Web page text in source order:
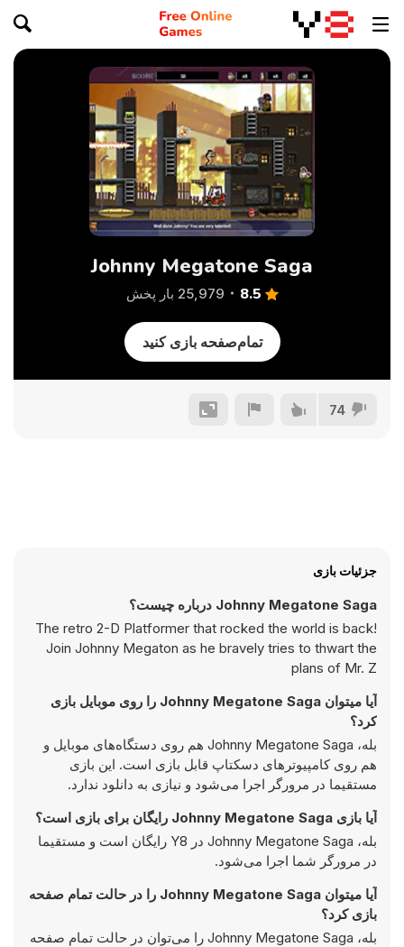
Johnny Megatone Saga
8.5 25,979 بار پخش
تمام‌صفحه بازی کنید
74
جزئیات بازی
Johnny Megatone Saga درباره چیست؟
The retro 2-D Platformer that rocked the world is back!
Join Johnny Megaton as he bravely tries to thwart the
plans of Mr. Z
آیا میتوان Johnny Megatone Saga را روی موبایل بازی
کرد؟
بله، Johnny Megatone Saga هم روی دستگاه‌های موبایل و
هم روی کامپیوترهای دسکتاپ قابل بازی است. این بازی
مستقیما در مرورگر اجرا می‌شود و نیازی به دانلود ندارد.
آیا بازی Johnny Megatone Saga رایگان برای بازی است؟
بله، Johnny Megatone Saga در Y8 رایگان است و مستقیما
در مرورگر شما اجرا می‌شود.
آیا میتوان Johnny Megatone Saga را در حالت تمام صفحه
بازی کرد؟
بله، Johnny Megatone Saga را می‌توان در حالت تمام صفحه